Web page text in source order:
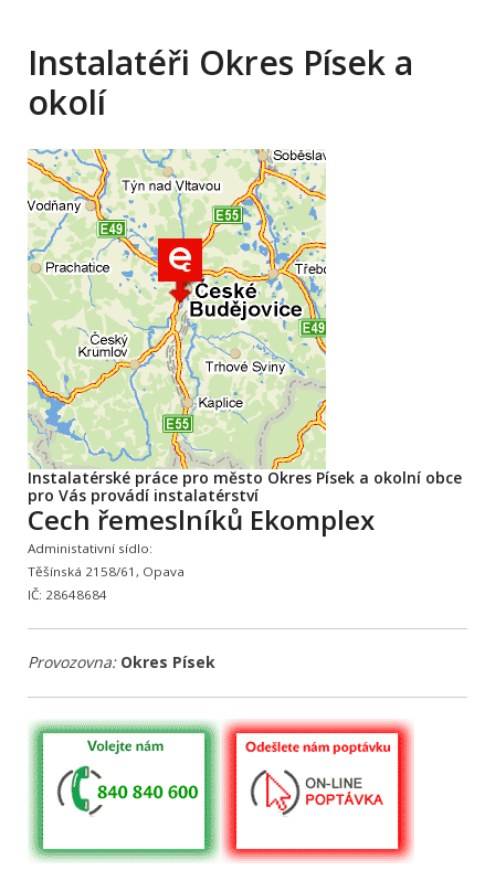
Instalatéři Okres Písek a
okolí
Instalatérské práce pro město Okres Písek a okolní obce
pro Vás provádí instalatérství
Cech řemeslníků Ekomplex
Administativní sídlo:
Těšínská 2158/61, Opava
IČ: 28648684
Provozovna: Okres Písek